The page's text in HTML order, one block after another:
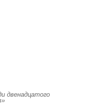
двенадцатого